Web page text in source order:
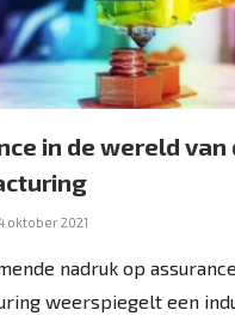
in de wereld van
oktober 2021
nadruk op
weerspiegelt een